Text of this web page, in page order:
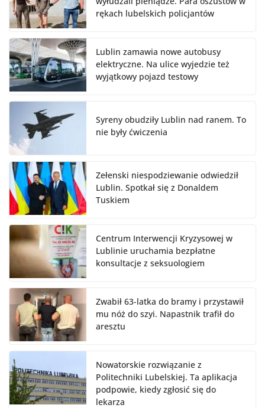
rękach lubelskich policjantów
Lublin zamawia nowe autobusy
elektryczne. Na ulice wyjedzie też
wyjątkowy pojazd testowy
Syreny obudziły Lublin nad ranem. To
nie były ćwiczenia
Zełenski niespodziewanie odwiedził
Lublin. Spotkał się z Donaldem
Tuskiem
Centrum Interwencji Kryzysowej w
Lublinie uruchamia bezpłatne
konsultacje z seksuologiem
Zwabił 63-latka do bramy i przystawił
mu nóż do szyi. Napastnik trafił do
aresztu
Nowatorskie rozwiązanie z
Politechniki Lubelskiej. Ta aplikacja
podpowie, kiedy zgłosić się do
lekarza